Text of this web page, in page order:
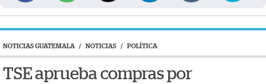
NOTICIAS GUATEMALA / NOTICIAS / POLÍTICA
TSE aprueba compras por